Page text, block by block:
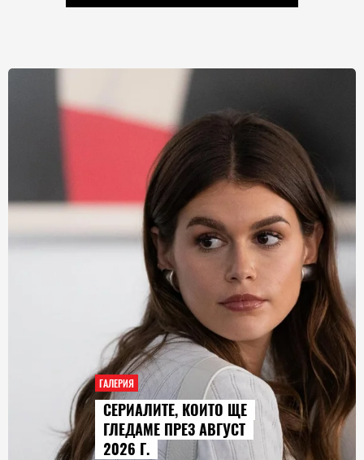
ГАЛЕРИЯ
AUDI Q9 СТАВА НАЙ-
ГОЛЕМИЯТ МОДЕЛ В
ИСТОРИЯТА НА МАРКАТА